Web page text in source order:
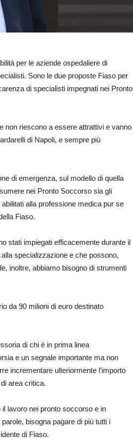
per le aziende ospedaliere di
Sono le due proposte Fiaso per
di specialisti impegnati nei Pronto
non riescono a essere attrattivi e vanno
di Napoli, e sempre più
di emergenza, sul modello di quella
nei Pronto Soccorso sia gli
alla professione medica pur se
Fiaso.
stati impiegati efficacemente durante il
specializzazione e che possono,
inoltre, abbiamo bisogno di strumenti
da 90 milioni di euro destinato
di chi è in prima linea
e un segnale importante ma non
incrementare ulteriormente l’importo
area critica.
lavoro nei pronto soccorso e in
bisogna pagare di più tutti i
di Fiaso.